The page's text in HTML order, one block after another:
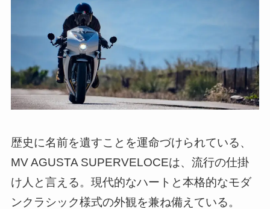
歴史に名前を遺すことを運命づけられている、
MV AGUSTA SUPERVELOCEは、流行の仕掛
け人と言える。現代的なハートと本格的なモダ
ンクラシック様式の外観を兼ね備えている。